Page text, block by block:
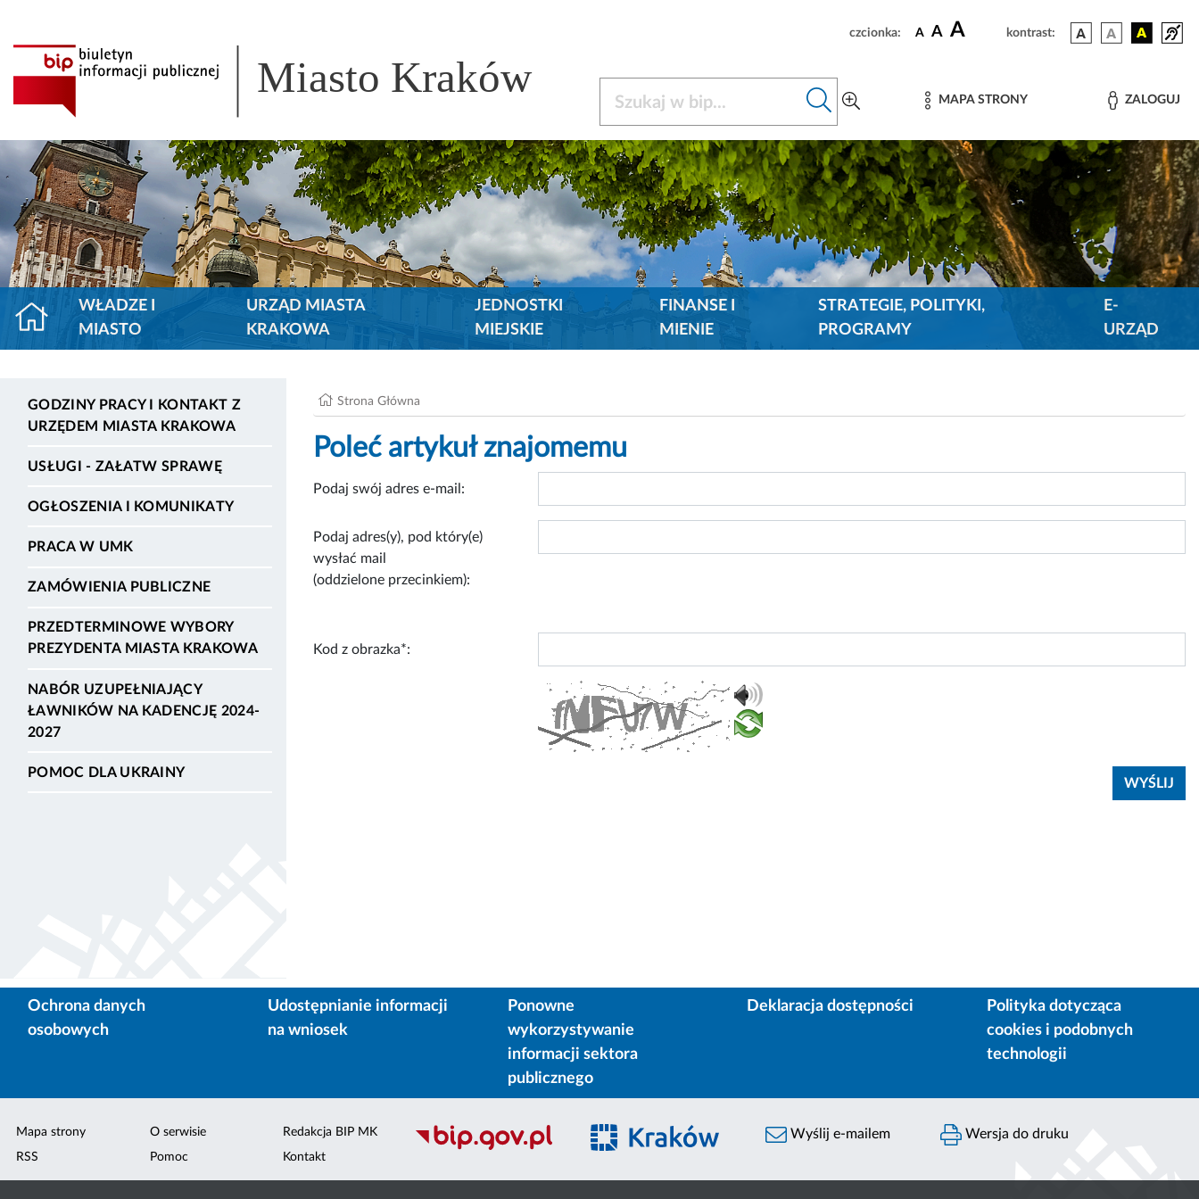
czcionka: A A A kontrast:
Miasto Kraków MAPA STRONY ZALOGUJ
WŁADZE I
MIASTO
URZĄD MIASTA
KRAKOWA
JEDNOSTKI
MIEJSKIE
FINANSE I
MIENIE
STRATEGIE, POLITYKI,
PROGRAMY
E-
URZĄD
GODZINY PRACY I KONTAKT Z
URZĘDEM MIASTA KRAKOWA
USŁUGI - ZAŁATW SPRAWĘ
OGŁOSZENIA I KOMUNIKATY
PRACA W UMK
ZAMÓWIENIA PUBLICZNE
PRZEDTERMINOWE WYBORY
PREZYDENTA MIASTA KRAKOWA
NABÓR UZUPEŁNIAJĄCY
ŁAWNIKÓW NA KADENCJĘ 2024-
2027
POMOC DLA UKRAINY
Strona Główna
Poleć artykuł znajomemu
Podaj swój adres e-mail:
Podaj adres(y), pod który(e)
wysłać mail
(oddzielone przecinkiem):
Kod z obrazka*:
Ochrona danych
osobowych
Udostępnianie informacji
na wniosek
Ponowne
wykorzystywanie
informacji sektora
publicznego
Deklaracja dostępności
Polityka dotycząca
cookies i podobnych
technologii
Mapa strony
RSS
O serwisie
Pomoc
Redakcja BIP MK
Kontakt
Wyślij e-mailem Wersja do druku